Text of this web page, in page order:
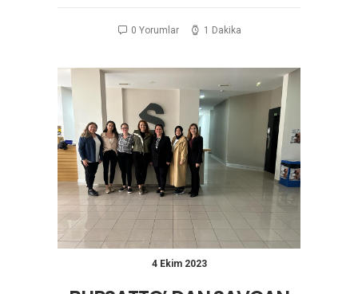
0 Yorumlar 1 Dakika
4 Ekim 2023